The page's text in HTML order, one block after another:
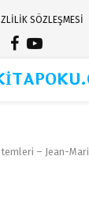
SÖZLEŞMESİ
Facebook
– Jean-